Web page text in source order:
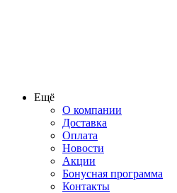
Ещё
О компании
Доставка
Оплата
Новости
Акции
Бонусная программа
Контакты